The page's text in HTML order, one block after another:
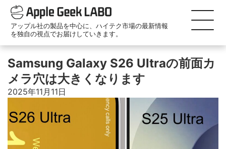
アップル社の製品を中心に、ハイテク市場の最新情報
を独自の視点でお届けしていきます。
Samsung Galaxy S26 Ultraの前面カ
メラ穴は大きくなります
2025年11月11日